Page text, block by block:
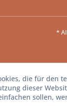
*
die für den
dieser
sollen,